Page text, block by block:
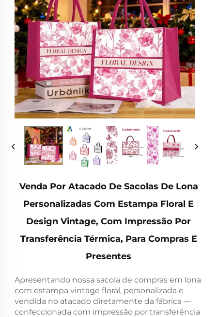
Venda Por Atacado De Sacolas De Lona
Personalizadas Com Estampa Floral E
Design Vintage, Com Impressão Por
Transferência Térmica, Para Compras E
Presentes
Apresentando nossa sacola de compras em lona
com estampa vintage floral, personalizada e
vendida no atacado diretamente da fábrica —
confeccionada com impressão por transferência